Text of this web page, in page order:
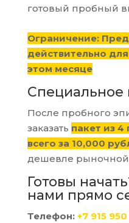
готовый пробный
Ограничение:
действительно
этом месяце
После пробного
заказать пакет из
всего за 10,000
дешевле рыночной
Готовы
нами прямо
Телефон: +7 915